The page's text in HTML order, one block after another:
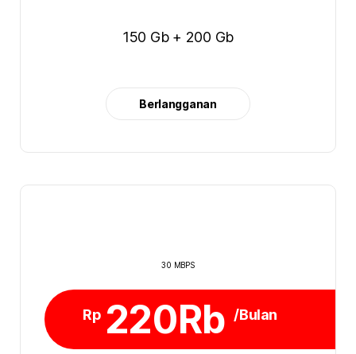
150 Gb + 200 Gb
Berlangganan
30 MBPS
Rp 220Rb /Bulan